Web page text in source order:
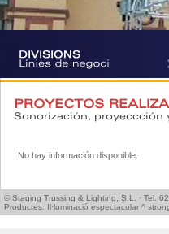
PROYECTOS
Sonorización, proyeccción
No hay información disponible.
© Staging Trussing & Lighting, S.L. · Tel:
Productes: Il·luminació espectacular ^